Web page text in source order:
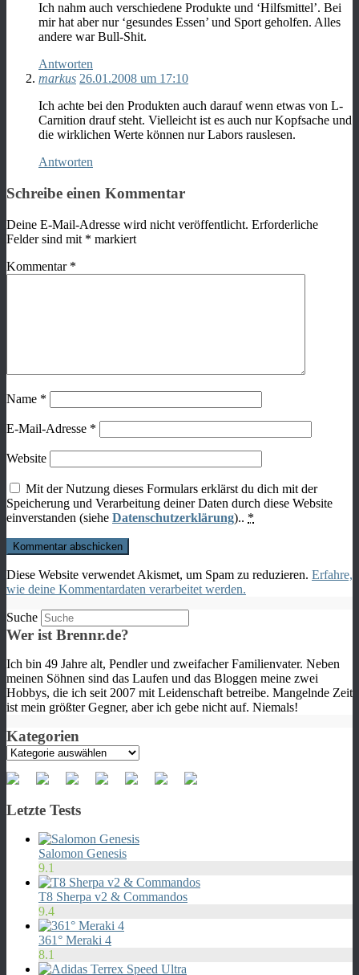
Ich nahm auch verschiedene Produkte und ‘Hilfsmittel’. Bei
mir hat aber nur ‘gesundes Essen’ und Sport geholfen. Alles
andere war Bull-Shit.
Antworten
markus 26.01.2008 um 17:10
Ich achte bei den Produkten auch darauf wenn etwas von L-
Carnition drauf steht. Vielleicht ist es auch nur Kopfsache und
die wirklichen Werte können nur Labors rauslesen.
Antworten
Schreibe einen Kommentar
Deine E-Mail-Adresse wird nicht veröffentlicht. Erforderliche
Felder sind mit * markiert
Kommentar *
Name *
E-Mail-Adresse *
Website
Mit der Nutzung dieses Formulars erklärst du dich mit der
Speicherung und Verarbeitung deiner Daten durch diese Website
einverstanden (siehe Datenschutzerklärung).. *
Diese Website verwendet Akismet, um Spam zu reduzieren. Erfahre,
wie deine Kommentardaten verarbeitet werden.
Suche
Wer ist Brennr.de?
Ich bin 49 Jahre alt, Pendler und zweifacher Familienvater. Neben
meinen Söhnen sind das Laufen und das Bloggen meine zwei
Hobbys, die ich seit 2007 mit Leidenschaft betreibe. Mangelnde Zeit
ist mein größter Gegner, aber ich gebe nicht auf. Niemals!
Kategorien
Kategorien
Letzte Tests
Salomon Genesis
9.1
T8 Sherpa v2 & Commandos
9.4
361° Meraki 4
8.1